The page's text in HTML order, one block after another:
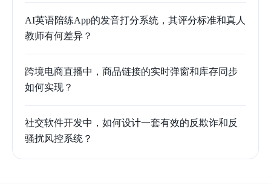
AI英语陪练App的发音打分系统，其评分标准和真人
教师有何差异？
跨境电商直播中，商品链接的实时弹窗和库存同步
如何实现？
社交软件开发中，如何设计一套有效的反欺诈和反
骚扰风控系统？